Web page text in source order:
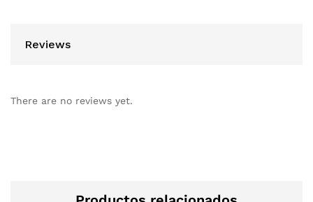
Reviews
There are no reviews yet.